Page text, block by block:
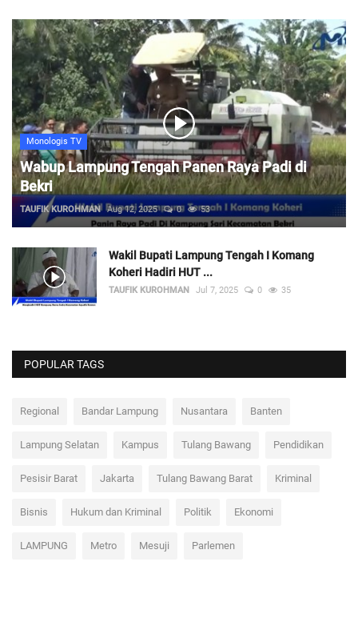
Monologis TV
Wabup Lampung Tengah Panen Raya Padi di
Bekri
TAUFIK KUROHMAN Aug 12, 2025 0 53
Wakil Bupati Lampung Tengah I Komang
Koheri Hadiri HUT ...
TAUFIK KUROHMAN Jul 7, 2025 0 35
POPULAR TAGS
Regional Bandar Lampung Nusantara Banten
Lampung Selatan Kampus Tulang Bawang Pendidikan
Pesisir Barat Jakarta Tulang Bawang Barat Kriminal
Bisnis Hukum dan Kriminal Politik Ekonomi
LAMPUNG Metro Mesuji Parlemen